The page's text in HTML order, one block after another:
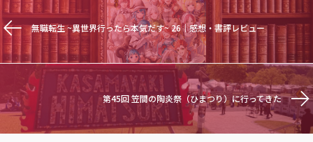
無職転生 ~異世界行ったら本気だす~ 26｜感想・書評レビュー
第45回 笠間の陶炎祭（ひまつり）に行ってきた